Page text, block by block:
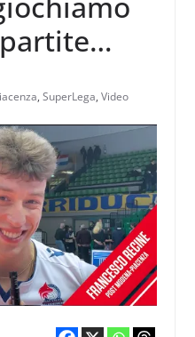
per
, SuperLega, Video